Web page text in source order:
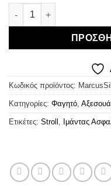
Marcus & Marcus Flip N'
Κωδικός προϊόντος:
Κατηγορίες: Φαγητό
Ετικέτες: Stroll Ιμάντας